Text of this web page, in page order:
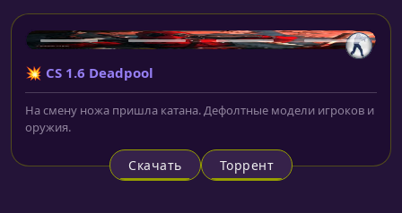
💥 CS 1.6 Deadpool
На смену ножа пришла катана. Дефолтные модели игроков и
оружия.
Скачать Торрент